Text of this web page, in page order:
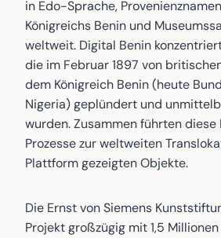
in Edo-Sprache,
Königreichs Benin und
weltweit. Digital Benin
die im Februar 1897 von
dem Königreich Benin (heute
Nigeria) geplündert und
wurden. Zusammen führten diese
Prozesse zur weltweiten
Plattform gezeigten Objekte.
Die Ernst von Siemens
Projekt großzügig mit 1,5